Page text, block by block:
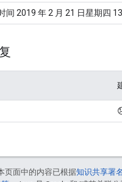
间 2019 年 2 月 21 日星期四
页面中的内容已根据知识共享署